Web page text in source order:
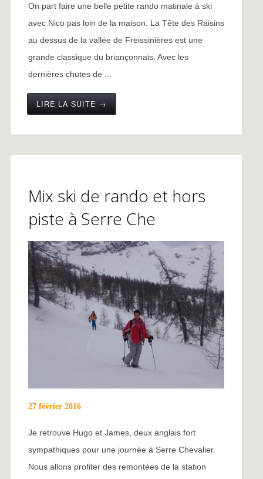
On part faire une belle petite rando matinale à ski
avec Nico pas loin de la maison. La Tête des Raisins
au dessus de la vallée de Freissinières est une
grande classique du briançonnais. Avec les
dernières chutes de ...
LIRE LA SUITE →
Mix ski de rando et hors
piste à Serre Che
27 février 2016
Je retrouve Hugo et James, deux anglais fort
sympathiques pour une journée à Serre Chevalier.
Nous allons profiter des remontées de la station